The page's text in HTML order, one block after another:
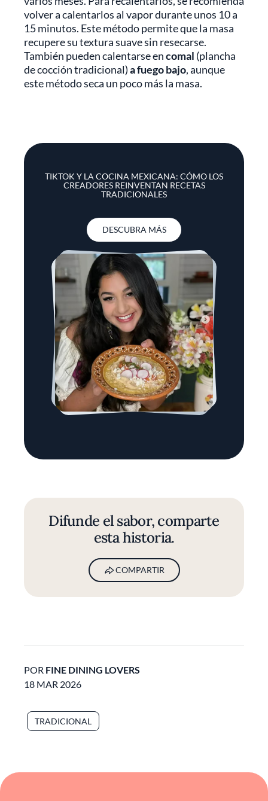
volver a calentarlos al vapor durante unos 10 a
15 minutos. Este método permite que la masa
recupere su textura suave sin resecarse.
También pueden calentarse encomal (plancha
de cocción tradicional)a fuego bajo, aunque
este método seca un poco más la masa.
TIKTOK Y LA COCINA MEXICANA: CÓMO LOS
CREADORES REINVENTAN RECETAS
TRADICIONALES
DESCUBRA MÁS
Difunde el sabor, comparte
esta historia.
COMPARTIR
POR FINE DINING LOVERS
18 MAR 2026
TRADICIONAL